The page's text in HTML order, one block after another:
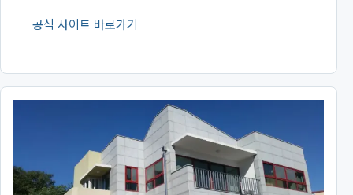
공식 사이트 바로가기
(새 창에서 열림)